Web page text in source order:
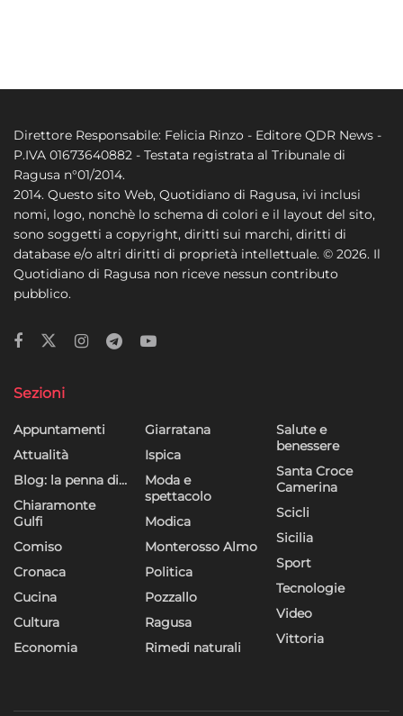
Direttore Responsabile: Felicia Rinzo - Editore QDR News -
P.IVA 01673640882 - Testata registrata al Tribunale di
Ragusa n°01/2014.
2014. Questo sito Web, Quotidiano di Ragusa, ivi inclusi
nomi, logo, nonchè lo schema di colori e il layout del sito,
sono soggetti a copyright, diritti sui marchi, diritti di
database e/o altri diritti di proprietà intellettuale. © 2026. Il
Quotidiano di Ragusa non riceve nessun contributo
pubblico.
Sezioni
Appuntamenti
Attualità
Blog: la penna di…
Chiaramonte
Gulfi
Comiso
Cronaca
Cucina
Cultura
Economia
Giarratana
Ispica
Moda e
spettacolo
Modica
Monterosso Almo
Politica
Pozzallo
Ragusa
Rimedi naturali
Salute e
benessere
Santa Croce
Camerina
Scicli
Sicilia
Sport
Tecnologie
Video
Vittoria